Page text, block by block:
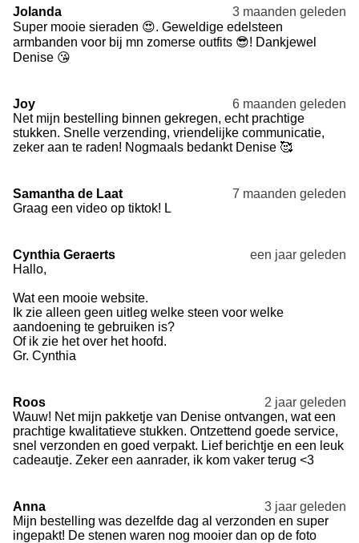
Jolanda
3 maanden geleden
Super mooie sieraden 😍. Geweldige edelsteen
armbanden voor bij mn zomerse outfits 😎! Dankjewel
Denise 😘
Joy
6 maanden geleden
Net mijn bestelling binnen gekregen, echt prachtige
stukken. Snelle verzending, vriendelijke communicatie,
zeker aan te raden! Nogmaals bedankt Denise 🥰
Samantha de Laat
7 maanden geleden
Graag een video op tiktok! L
Cynthia Geraerts
een jaar geleden
Hallo,
Wat een mooie website.
Ik zie alleen geen uitleg welke steen voor welke
aandoening te gebruiken is?
Of ik zie het over het hoofd.
Gr. Cynthia
Roos
2 jaar geleden
Wauw! Net mijn pakketje van Denise ontvangen, wat een
prachtige kwalitatieve stukken. Ontzettend goede service,
snel verzonden en goed verpakt. Lief berichtje en een leuk
cadeautje. Zeker een aanrader, ik kom vaker terug <3
Anna
3 jaar geleden
Mijn bestelling was dezelfde dag al verzonden en super
ingepakt! De stenen waren nog mooier dan op de foto